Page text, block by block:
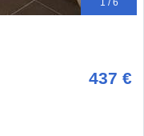
1 / 6
437 €